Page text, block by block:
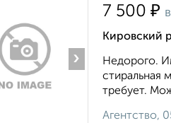
›
7 500 ₽
Кировский
Недорого.
стиральная
требует.
Агентство,